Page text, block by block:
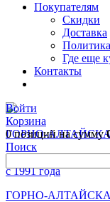
Покупателям
Скидки
Доставка
Где еще
Контакты
Войти
Корзина
0 позицийна сумму
Поиск
ГОРНО-
работаем
с 1991 года
ГОРНО-